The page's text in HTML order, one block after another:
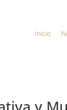
Inicio